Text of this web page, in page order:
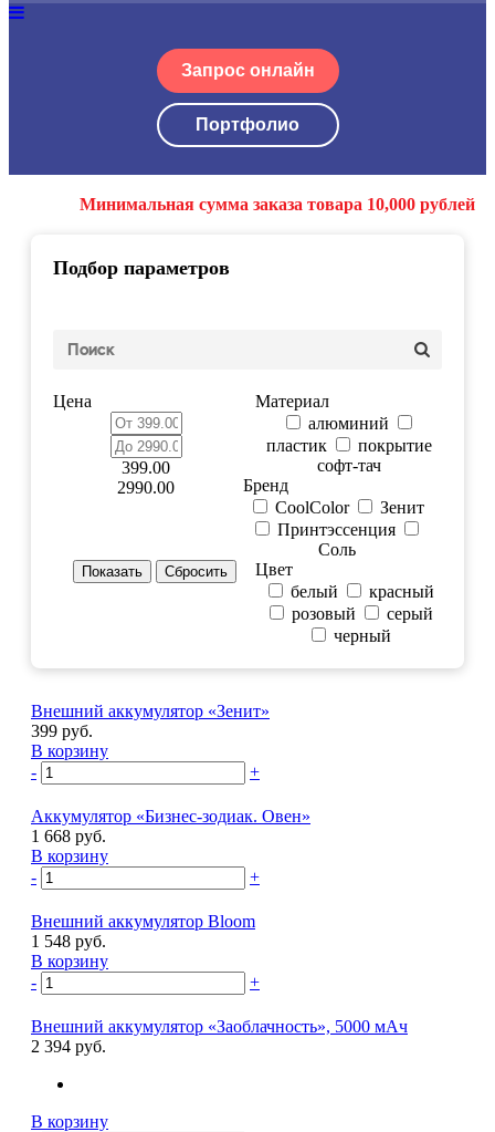
Запрос онлайн
Портфолио
Минимальная сумма заказа товара 10,000 рублей
Подбор параметров
Цена
399.00
2990.00
Материал
алюминий
пластик
покрытие
софт-тач
Бренд
CoolColor
Зенит
Принтэссенция
Соль
Цвет
белый
красный
розовый
серый
черный
Внешний аккумулятор «Зенит»
399 руб.
В корзину
-
+
Аккумулятор «Бизнес-зодиак. Овен»
1 668 руб.
В корзину
-
+
Внешний аккумулятор Bloom
1 548 руб.
В корзину
-
+
Внешний аккумулятор «Заоблачность», 5000 мAч
2 394 руб.
В корзину